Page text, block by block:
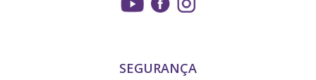
SEGURANÇA